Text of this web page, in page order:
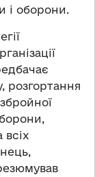
і оборони.
розгортання
всіх